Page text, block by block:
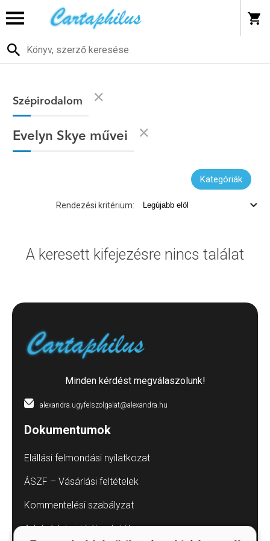
Szépirodalom
Evelyn Skye művei
Kategóriák
Rendezési kritérium:
A keresett kifejezésre nincs találat
Minden kérdést megválaszolunk!
alexandra.ugyfelszolgalat@alexandra.hu
Dokumentumok
Elállási felmondási nyilatkozat
ÁSZF – Vásárlási feltételek
Kommentelési szabályzat
Adatvédelmi tájékoztatók